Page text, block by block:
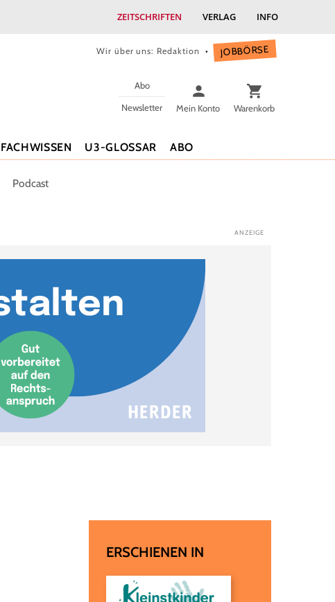
ZEITSCHRIFTEN VERLAG INFO
Wir über uns: Redaktion JOBBÖRSE
Abo
Newsletter
Mein Konto Warenkorb
FACHWISSEN U3-GLOSSAR ABO
Podcast
ERSCHIENEN IN